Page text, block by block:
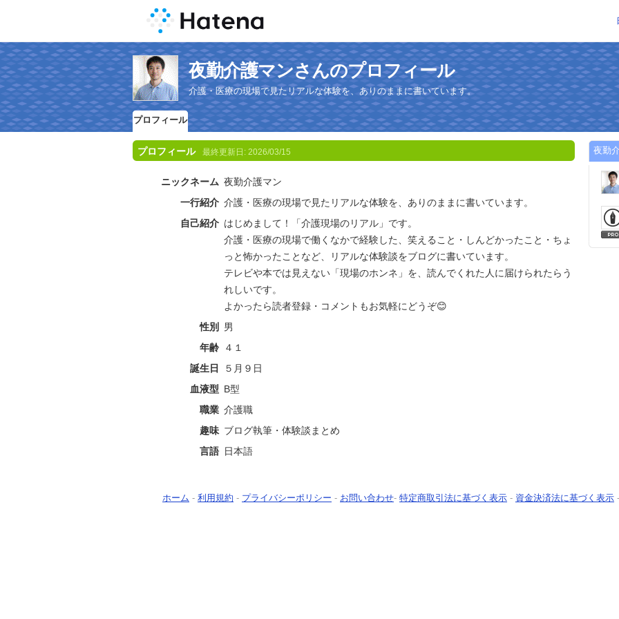
夜勤介護マンさんのプロフィール
介護・医療の現場で見たリアルな体験を、ありのままに書いています。
プロフィール
プロフィール 最終更新日: 2026/03/15
ニックネーム 夜勤介護マン
一行紹介 介護・医療の現場で見たリアルな体験を、ありのままに書いています。
自己紹介 はじめまして！「介護現場のリアル」です。
介護・医療の現場で働くなかで経験した、笑えること・しんどかったこと・ちょ
っと怖かったことなど、リアルな体験談をブログに書いています。
テレビや本では見えない「現場のホンネ」を、読んでくれた人に届けられたらう
れしいです。
よかったら読者登録・コメントもお気軽にどうぞ😊
性別
男
年齢
４１
誕生日
５月９日
血液型 B型
職業 介護職
趣味 ブログ執筆・体験談まとめ
言語 日本語
夜勤
ホーム - 利用規約 - プライバシーポリシー - お問い合わせ- 特定商取引法に基づく表示 - 資金決済法に基づく表示 -